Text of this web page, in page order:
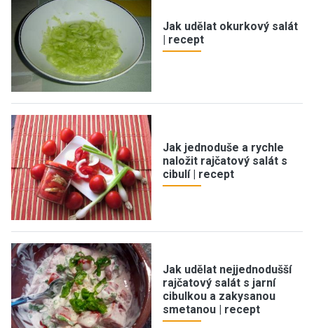
Jak udělat okurkový salát
| recept
Jak jednoduše a rychle
naložit rajčatový salát s
cibulí | recept
Jak udělat nejjednodušší
rajčatový salát s jarní
cibulkou a zakysanou
smetanou | recept